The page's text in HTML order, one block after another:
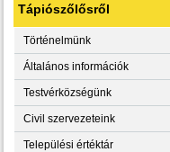
Tápiószőlősről
Történelmünk
Általános információk
Testvérközségünk
Civil szervezeteink
Települési értéktár